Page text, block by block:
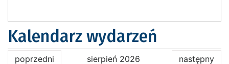
Kalendarz wydarzeń
poprzedni sierpień 2026 następny